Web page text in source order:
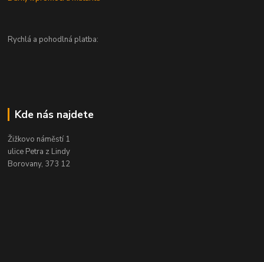
Rychlá a pohodlná platba:
Kde nás najdete
Žižkovo náměstí 1
ulice Petra z Lindy
Borovany, 373 12